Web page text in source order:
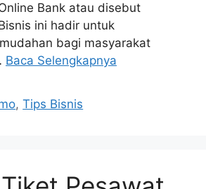
Bank atau disebut
ini hadir untuk
bagi masyarakat
Baca Selengkapnya
,Tips Bisnis